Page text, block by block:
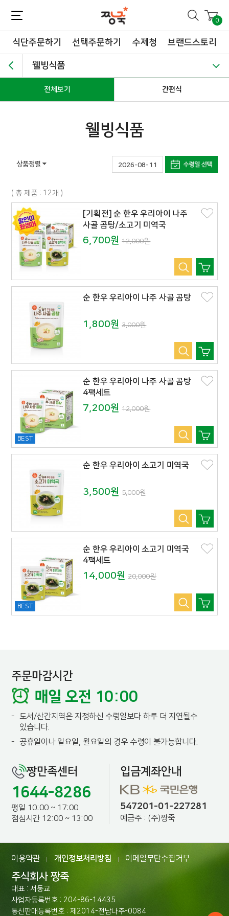
0
식단주문하기 선택주문하기 수제청 브랜드스토리
웰빙식품
전체보기 간편식
웰빙식품
상품정렬 2026-08-11
( 총 제품 : 12개 )
[기획전] 순 한우 우리아이 나주
사골 곰탕/소고기 미역국
6,700원12,000원
순 한우 우리아이 나주 사골 곰탕
1,800원3,000원
BEST
순 한우 우리아이 나주 사골 곰탕
4팩세트
7,200원12,000원
순 한우 우리아이 소고기 미역국
3,500원5,000원
BEST
순 한우 우리아이 소고기 미역국
4팩세트
14,000원20,000원
주문마감시간
매일 오전 10:00
-
도서/산간지역은 지정하신 수령일보다 하루 더 지연될수
있습니다.
-
공휴일이나 일요일, 월요일의 경우 수령이 불가능합니다.
짱만족센터
1644-8286
평일 10:00 ~ 17:00
점심시간 12:00 ~ 13:00
입금계좌안내
547201-01-227281
예금주 : (주)짱죽
이용약관 개인정보처리방침 이메일무단수집거부
주식회사 짱죽
대표 : 서동교
사업자등록번호 : 204-86-14435
통신판매등록번호 : 제2014-전남나주-0084